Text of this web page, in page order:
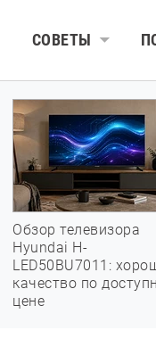
СОВЕТЫ
Обзор телевизора
Hyundai H-
LED50BU7011:
качество по
цене